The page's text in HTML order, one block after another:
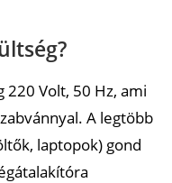
220 Volt, 50 Hz, ami
A legtöbb
laptopok) gond